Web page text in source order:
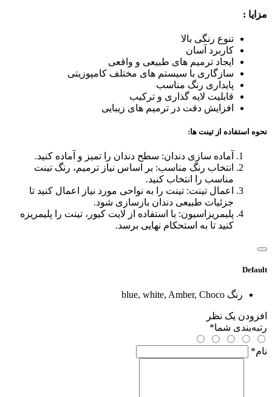
مزایا :
تنوع رنگی بالا
کاربرد آسان
ایجاد ترمیم های طبیعی و واقعی
سازگاری با سیستم های مختلف کامپوزیتی
پایداری رنگ مناسب
قابلیت لایه گذاری و ترکیب
افزایش دقت در ترمیم های زیبایی
نحوه استفاده از تینت ها:
آماده سازی دندان: سطح دندان را تمیز و آماده کنید.
انتخاب رنگ مناسب: بر اساس نیاز ترمیم، رنگ تینت
مناسب را انتخاب کنید.
اعمال تینت: تینت را به نواحی مورد نیاز اعمال کنید تا
جزئیات طبیعی دندان بازسازی شود.
پلیمریزاسیون: با استفاده از لایت کیور، تینت را پلیمریزه
کنید تا به استحکام نهایی برسد.
Default
رنگ blue, white, Amber, Choco
افزودن یک نظر
رتبه‌بندی شما*
نام*